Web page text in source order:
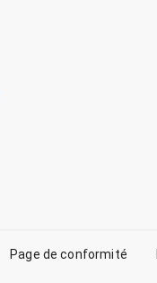
Page de conformité